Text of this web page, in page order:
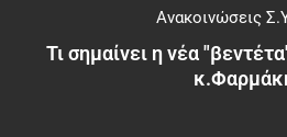
Ανακοινώσεις
Τι σημαίνει η νέα